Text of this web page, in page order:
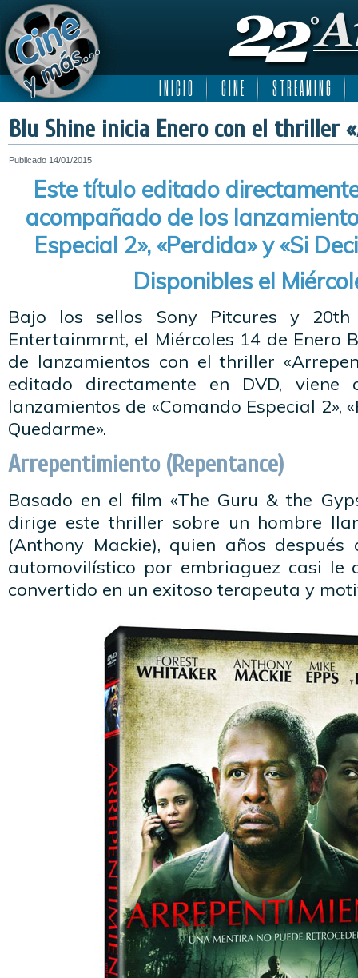
I N I C I O C I N E S T R E A M I N G
Blu Shine inicia Enero con el thriller
Publicado 14/01/2015
Este título editado
acompañado de los
Especial 2», «Perdida» y «Si
Disponibles el
Bajo los sellos Sony Pitcures y 20th
Entertainmrnt, el Miércoles 14 de Enero
de lanzamientos con el thriller
editado directamente en DVD, viene
lanzamientos de «Comando Especial 2»,
Quedarme».
Arrepentimiento (Repentance)
Basado en el film «The Guru & the
dirige este thriller sobre un hombre
(Anthony Mackie), quien años
automovilístico por embriaguez casi le
convertido en un exitoso terapeuta y